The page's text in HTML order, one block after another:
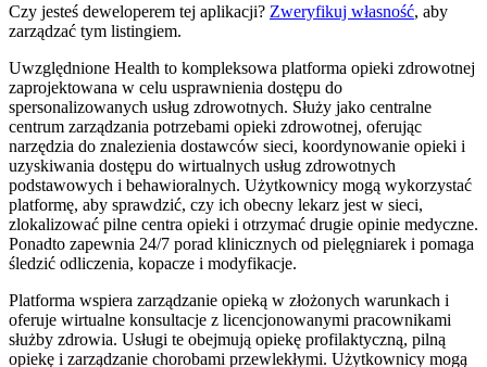
Czy jesteś deweloperem tej aplikacji? Zweryfikuj własność, aby
zarządzać tym listingiem.
Uwzględnione Health to kompleksowa platforma opieki zdrowotnej
zaprojektowana w celu usprawnienia dostępu do
spersonalizowanych usług zdrowotnych. Służy jako centralne
centrum zarządzania potrzebami opieki zdrowotnej, oferując
narzędzia do znalezienia dostawców sieci, koordynowanie opieki i
uzyskiwania dostępu do wirtualnych usług zdrowotnych
podstawowych i behawioralnych. Użytkownicy mogą wykorzystać
platformę, aby sprawdzić, czy ich obecny lekarz jest w sieci,
zlokalizować pilne centra opieki i otrzymać drugie opinie medyczne.
Ponadto zapewnia 24/7 porad klinicznych od pielęgniarek i pomaga
śledzić odliczenia, kopacze i modyfikacje.
Platforma wspiera zarządzanie opieką w złożonych warunkach i
oferuje wirtualne konsultacje z licencjonowanymi pracownikami
służby zdrowia. Usługi te obejmują opiekę profilaktyczną, pilną
opiekę i zarządzanie chorobami przewlekłymi. Użytkownicy mogą